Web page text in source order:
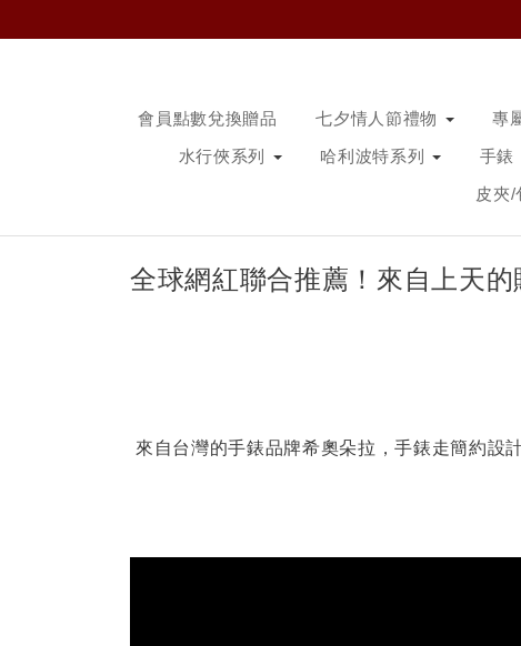
會員點數兌換贈品 七夕情人節禮物 專
水行俠系列
哈利波特系列 手錶
皮夾/
全球網紅聯合推薦！來自上天
來自台灣的手錶品牌希奧朵拉，手錶走簡約設